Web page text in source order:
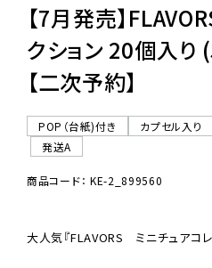
06-6282-
【7月発売】
クション 20個入り
【二次予約】
POP（台紙)付き
カプセル入り
発送A
商品コード： KE-2_899560
大人気『FLAVORS　ミニチュアコレ